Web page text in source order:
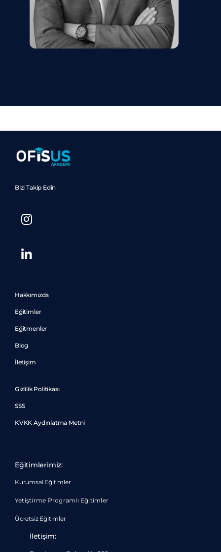
Bizi Takip Edin
Hakkımızda
Eğitimler
Eğitmenler
Blog
İletişim
Gizlilik Politikası
SSS
KVKK Aydınlatma Metni
Eğitimlerimiz:
Kurumsal Eğitimler
Yetiştirme Programlı Eğitimler
Ücretsiz Eğitimler
İletişim: